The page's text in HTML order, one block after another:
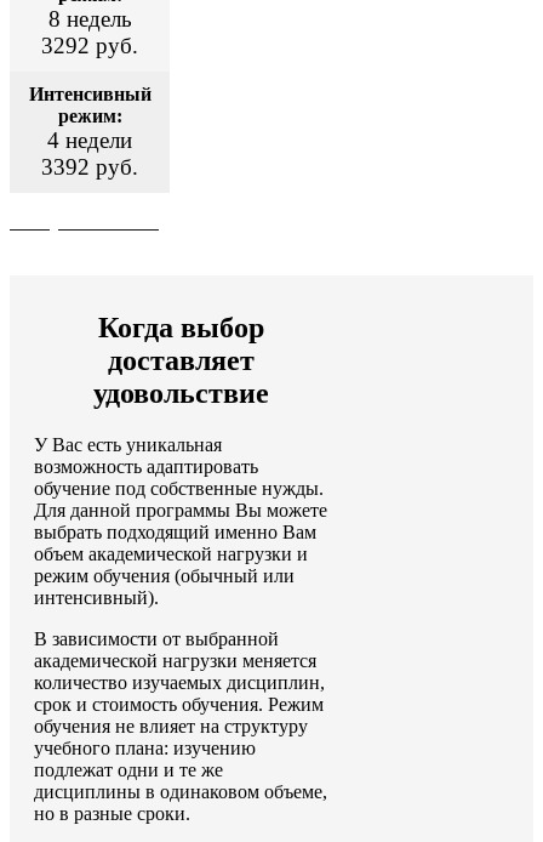
8 недель
3292 руб.
Интенсивный
режим:
4 недели
3392 руб.
Когда выбор
доставляет
удовольствие
У Вас есть уникальная
возможность адаптировать
обучение под собственные нужды.
Для данной программы Вы можете
выбрать подходящий именно Вам
объем академической нагрузки и
режим обучения (обычный или
интенсивный).
В зависимости от выбранной
академической нагрузки меняется
количество изучаемых дисциплин,
срок и стоимость обучения. Режим
обучения не влияет на структуру
учебного плана: изучению
подлежат одни и те же
дисциплины в одинаковом объеме,
но в разные сроки.